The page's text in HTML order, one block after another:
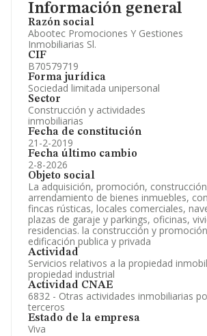
Información general
Razón social
Abootec Promociones Y Gestiones
Inmobiliarias Sl.
CIF
B70579719
Forma jurídica
Sociedad limitada unipersonal
Sector
Construcción y actividades
inmobiliarias
Fecha de constitución
21-2-2019
Fecha último cambio
2-8-2026
Objeto social
La adquisición, promoción,
arrendamiento de bienes inmuebles,
fincas rústicas, locales comerciales,
plazas de garaje y parkings, oficinas,
residencias. la construcción y
edificación publica y privada
Actividad
Servicios relativos a la propiedad
propiedad industrial
Actividad CNAE
6832 - Otras actividades inmobiliarias
terceros
Estado de la empresa
Viva
Artículos de prensa publicados
Información oficial y registral